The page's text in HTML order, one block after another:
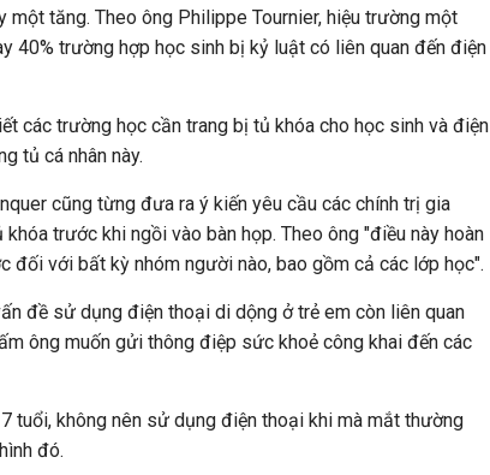
một tăng. Theo ông Philippe Tournier, hiệu trường một
40% trường hợp học sinh bị kỷ luật có liên quan đến điện
các trường học cần trang bị tủ khóa cho học sinh và điện
tủ cá nhân này.
cũng từng đưa ra ý kiến yêu cầu các chính trị gia
trước khi ngồi vào bàn họp. Theo ông "điều này hoàn
đối với bất kỳ nhóm người nào, bao gồm cả các lớp học".
đề sử dụng điện thoại di dộng ở trẻ em còn liên quan
ông muốn gửi thông điệp sức khoẻ công khai đến các
tuổi, không nên sử dụng điện thoại khi mà mắt thường
đó.